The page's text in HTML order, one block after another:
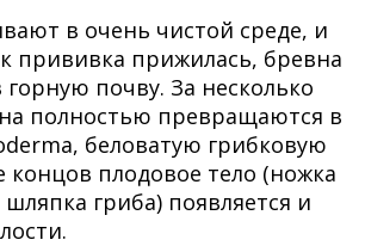
в очень чистой среде, и
прививка прижилась, бревна
почву. За несколько
полностью превращаются в
беловатую грибковую
концов плодовое тело (ножка
гриба) появляется и